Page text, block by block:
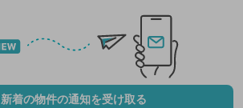
新着の物件の通知を受け取る